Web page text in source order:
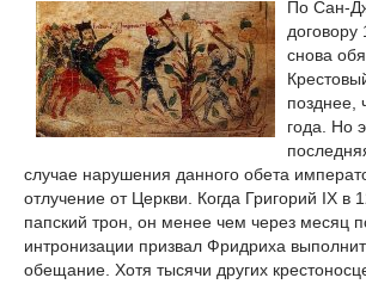
По Сан-
договору
снова
позднее,
года. Но
случае нарушения данного обета
отлучение от Церкви. Когда Григорий IX в
папский трон, он менее чем через месяц
интронизации призвал Фридриха
обещание. Хотя тысячи других